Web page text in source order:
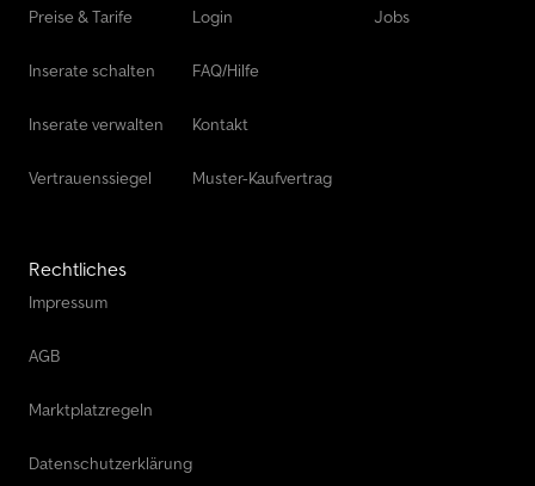
Preise & Tarife
Inserate schalten
Inserate verwalten
Vertrauenssiegel
Login
FAQ/Hilfe
Kontakt
Muster-Kaufvertrag
Jobs
Rechtliches
Impressum
AGB
Marktplatzregeln
Datenschutzerklärung